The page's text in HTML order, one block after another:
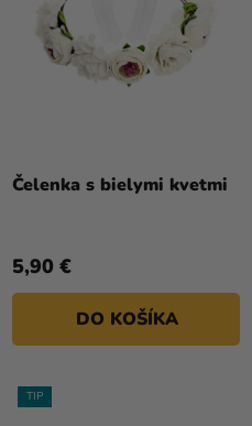
Čelenka s bielymi kvetmi
5,90 €
DO KOŠÍKA
TIP